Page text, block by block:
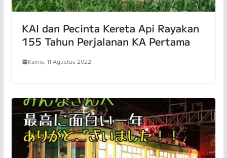
KAI dan Pecinta Kereta Api Rayakan
155 Tahun Perjalanan KA Pertama
Kamis, 11 Agustus 2022